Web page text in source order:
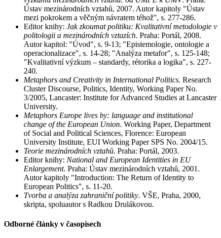
Ústav mezinárodních vztahů, 2007. Autor kapitoly "Ústav
mezi pokrokem a věčným návratem téhož", s. 277-286.
Editor knihy: Jak zkoumat politiku: Kvalitativní metodologie v
politologii a mezinárodních vztazích. Praha: Portál, 2008.
Autor kapitol: "Úvod", s. 9-13; "Epistemologie, ontologie a
operacionalizace", s. 14-28; "Analýza metafor", s. 125-148;
"Kvalitativní výzkum – standardy, rétorika a logika", s. 227-
240.
Metaphors and Creativity in International Politics. Research
Cluster Discourse, Politics, Identity, Working Paper No.
3/2005, Lancaster: Institute for Advanced Studies at Lancaster
University.
Metaphors Europe lives by: language and institutional
change of the European Union. Working Paper, Department
of Social and Political Sciences, Florence: European
University Institute, EUI Working Paper SPS No. 2004/15.
Teorie mezinárodních vztahů. Praha: Portál, 2003.
Editor knihy: National and European Identities in EU
Enlargement. Praha: Ústav mezinárodních vztahů, 2001.
Autor kapitoly "Introduction: The Return of Identity to
European Politics", s. 11-20.
Tvorba a analýza zahraniční politiky. VŠE, Praha, 2000,
skripta, spoluautor s Radkou Drulákovou.
Odborné články v časopisech